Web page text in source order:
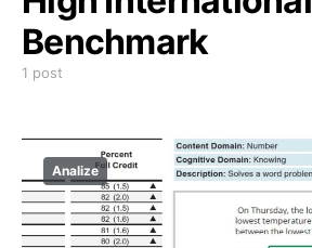
Benchmark
1 post
Analize